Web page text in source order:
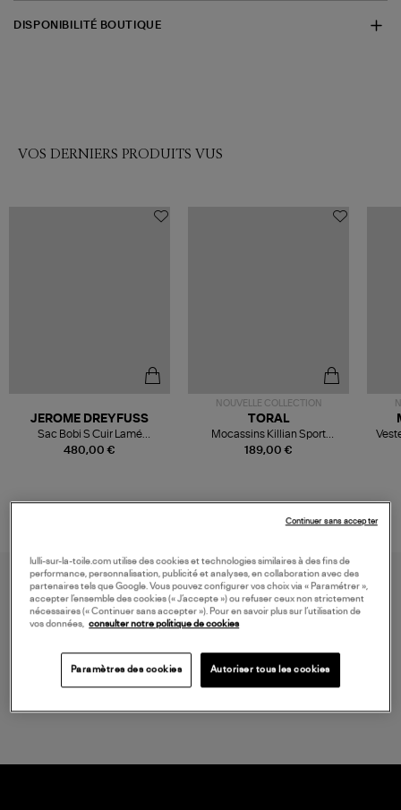
DISPONIBILITÉ BOUTIQUE
VOS DERNIERS PRODUITS VUS
480,00 €
JEROME DREYFUSS
Sac Bobi S Cuir Lamé
Champagne
NOUVELLE COLLECTION
189,00 €
TORAL
Mocassins Killian Sport
Mousse
lulli-sur-la-toile.com utilise des cookies et technologies similaires à des fins de
performance, personnalisation, publicité et analyses, en collaboration avec des
partenaires tels que Google. Vous pouvez configurer vos choix via « Paramétrer »,
accepter l’ensemble des cookies (« J’accepte ») ou refuser ceux non strictement
nécessaires (« Continuer sans accepter »). Pour en savoir plus sur l’utilisation de
vos données, consulter notre politique de cookies
Paramètres des cookies Autoriser tous les cookies
Continuer sans accepter